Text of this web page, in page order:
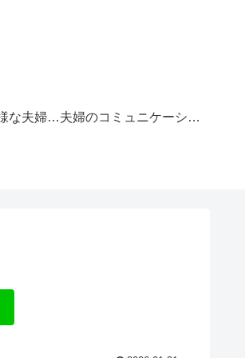
国際結婚・多様な夫婦のかたち 夫婦のコミュニケーションと価値観